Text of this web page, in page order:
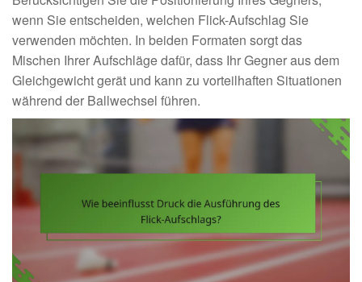
wenn Sie entscheiden, welchen Flick-Aufschlag Sie
verwenden möchten. In beiden Formaten sorgt das
Mischen Ihrer Aufschläge dafür, dass Ihr Gegner aus dem
Gleichgewicht gerät und kann zu vorteilhaften Situationen
während der Ballwechsel führen.